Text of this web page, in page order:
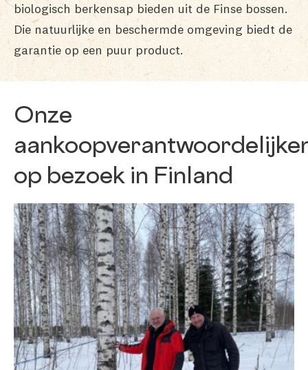
biologisch berkensap bieden uit de Finse bossen.
Die natuurlijke en beschermde omgeving biedt de
garantie op een puur product.
Onze
op bezoek in Finland